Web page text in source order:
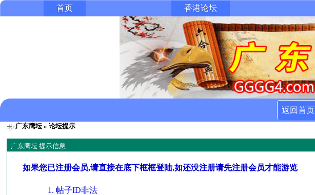
首页 香港论坛
返回首页
广东鹰坛» 论坛提示
广东鹰坛 提示信息
如果您已注册会员,请直接在底下框框登陆,如还没注册请先注册会员才能游览
帖子ID非法